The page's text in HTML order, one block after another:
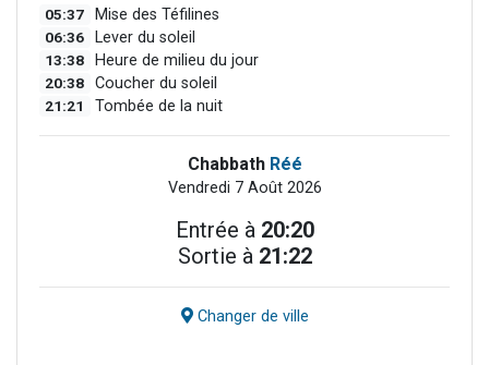
05:37 Mise des Téfilines
06:36 Lever du soleil
13:38 Heure de milieu du jour
20:38 Coucher du soleil
21:21 Tombée de la nuit
Chabbath Réé
Vendredi 7 Août 2026
Entrée à 20:20
Sortie à 21:22
Changer de ville